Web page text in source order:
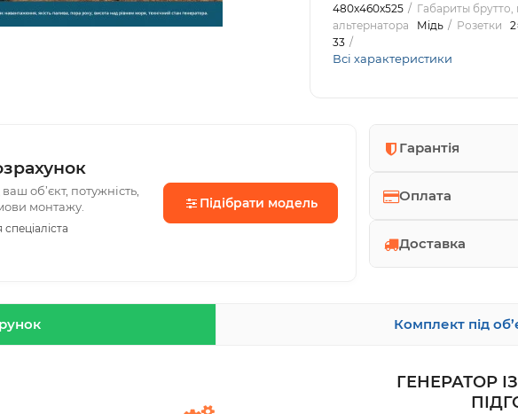
480x460x525
Габариты брутто,
альтернатора
Мідь Розетки
33
Всі характеристики
об’єкт, потужність,
монтажу.
Підібрати модель
Гарантія
Оплата
Доставка
Комплект під
ГЕНЕРАТОР